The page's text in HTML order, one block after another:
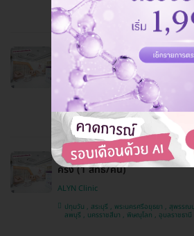
สระบุรี , พระนครศรีอยุธยา ,
โปรแกรมฉีดโบท็อกซ์ 100 ยูนิต (
ALYN Clinic
ปทุมวัน , สระบุรี , พระนครศรีอยุธยา , สุพรรณบุรี ,
ลพบุรี , นครราชสีมา , พิษณุโลก , อุบลราชธานี
เลเซอร์ Super Diode กำจัดขนรัก
ครั้ง (1 สิทธิ์/คน)
ALYN Clinic
ปทุมวัน , สระบุรี , พระนครศรีอยุธยา , สุพรรณบุรี ,
ลพบุรี , นครราชสีมา , พิษณุโลก , อุบลราชธานี